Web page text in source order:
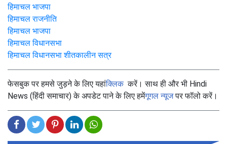
हिमाचल भाजपा
हिमाचल राजनीति
हिमाचल भाजपा
हिमाचल विधानसभा
हिमाचल विधानसभा शीतकालीन सत्र
फेसबुक पर हमसे जुड़ने के लिए यहांक्लिककरें। साथ ही और भी Hindi
News (हिंदी समाचार) के अपडेट पाने के लिए हमेंगूगल न्यूजपर फॉलो करें।